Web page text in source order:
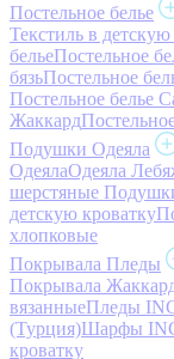
Постельное белье
Текстиль в
бельеПостельное
бязьПостельное
Постельное белье
Жаккард
Подушки Одеяла
ОдеялаОдеяла
шерстяные
детскую кроватку
хлопковые
Покрывала Пледы
Покрывала
вязанныеПледы
(Турция)Шарфы
кроватку